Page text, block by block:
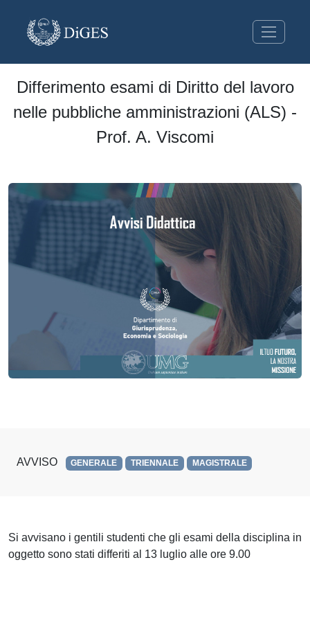
Differimento esami di Diritto del lavoro
nelle pubbliche amministrazioni (ALS) -
Prof. A. Viscomi
AVVISO GENERALE TRIENNALE MAGISTRALE
Si avvisano i gentili studenti che gli esami della disciplina in
oggetto sono stati differiti al 13 luglio alle ore 9.00